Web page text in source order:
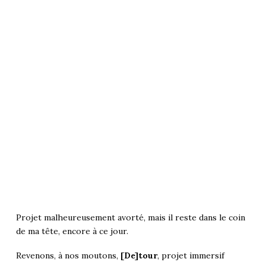
Projet malheureusement avorté, mais il reste dans le coin
de ma tête, encore à ce jour.
Revenons, à nos moutons, [De]tour, projet immersif